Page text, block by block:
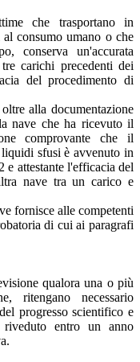
che trasportano in
consumo umano o che
conserva un'accurata
carichi precedenti dei
del procedimento di
alla documentazione
nave che ha ricevuto il
comprovante che il
sfusi è avvenuto in
attestante l'efficacia del
nave tra un carico e
fornisce alle competenti
di cui ai paragrafi
qualora una o più
ritengano necessario
progresso scientifico e
entro un anno